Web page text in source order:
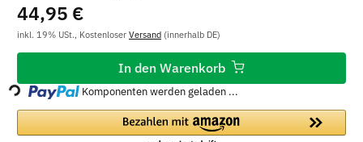
44,95 €
inkl. 19% USt., Kostenloser Versand (innerhalb DE)
In den Warenkorb
Loading... Komponenten werden geladen ...